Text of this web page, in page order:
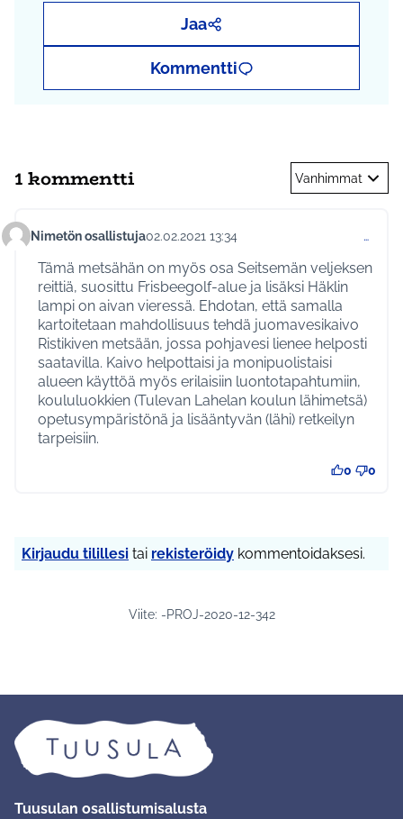
Jaa
Kommentti
1 kommentti Vanhimmat
Kommentti 466
Nimetön osallistuja02.02.2021 13:34 …
Tämä metsähän on myös osa Seitsemän veljeksen
reittiä, suosittu Frisbeegolf-alue ja lisäksi Häklin
lampi on aivan vieressä. Ehdotan, että samalla
kartoitetaan mahdollisuus tehdä juomavesikaivo
Ristikiven metsään, jossa pohjavesi lienee helposti
saatavilla. Kaivo helpottaisi ja monipuolistaisi
alueen käyttöä myös erilaisiin luontotapahtumiin,
koululuokkien (Tulevan Lahelan koulun lähimetsä)
opetusympäristönä ja lisääntyvän (lähi) retkeilyn
tarpeisiin.
0 0
Kirjaudu tilillesi tai rekisteröidy kommentoidaksesi.
Viite: -PROJ-2020-12-342
Tuusulan osallistumisalusta